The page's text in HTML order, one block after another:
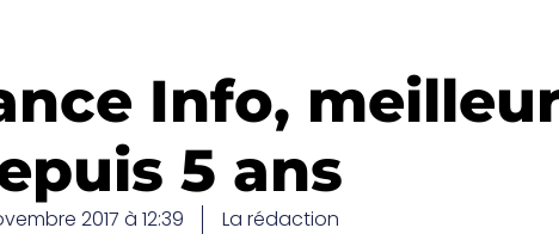
Info,
5 ans
2017 à 12:39 La rédaction